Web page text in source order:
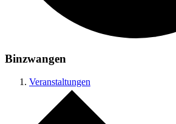
Binzwangen
Veranstaltungen